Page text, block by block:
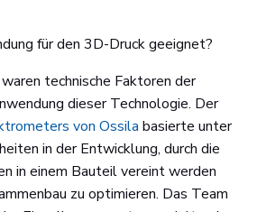
für den 3D-Druck geeignet?
technische Faktoren der
dieser Technologie. Der
von Ossila basierte unter
in der Entwicklung, durch die
in einem Bauteil vereint werden
zu optimieren. Das Team